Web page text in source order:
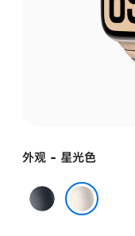
外观 - 星光色
午
夜